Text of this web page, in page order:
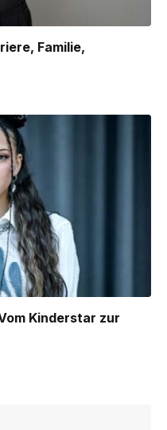
Familie,
Kinderstar zur